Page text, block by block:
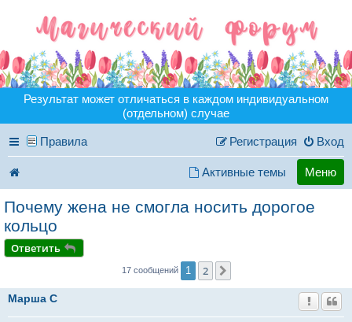
Результат может отличаться в каждом индивидуальном
(отдельном) случае
Правила Вход
Регистрация
Активные темы Меню
Почему жена не смогла носить дорогое
кольцо
Ответить
17 сообщений 1 2
Марша C